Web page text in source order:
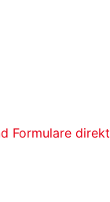
Formulare direkt